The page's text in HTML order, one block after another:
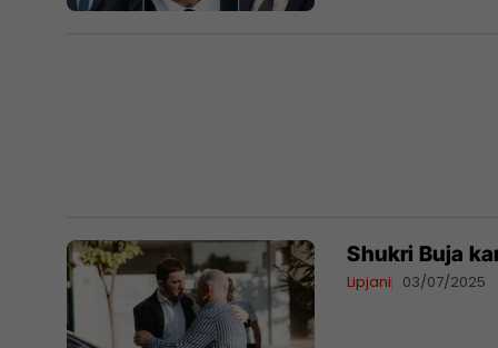
Shukri Buja
Lipjani 03/07/2025